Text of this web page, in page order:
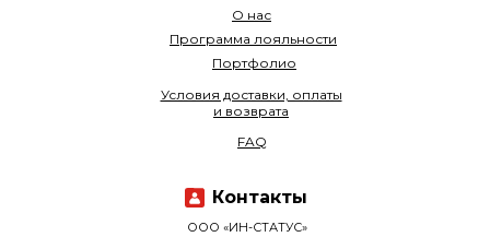
О нас
Программа лояльности
Портфолио
ООО «ИН-СТАТУС»
Условия доставки, оплаты
и возврата
FAQ
Контакты